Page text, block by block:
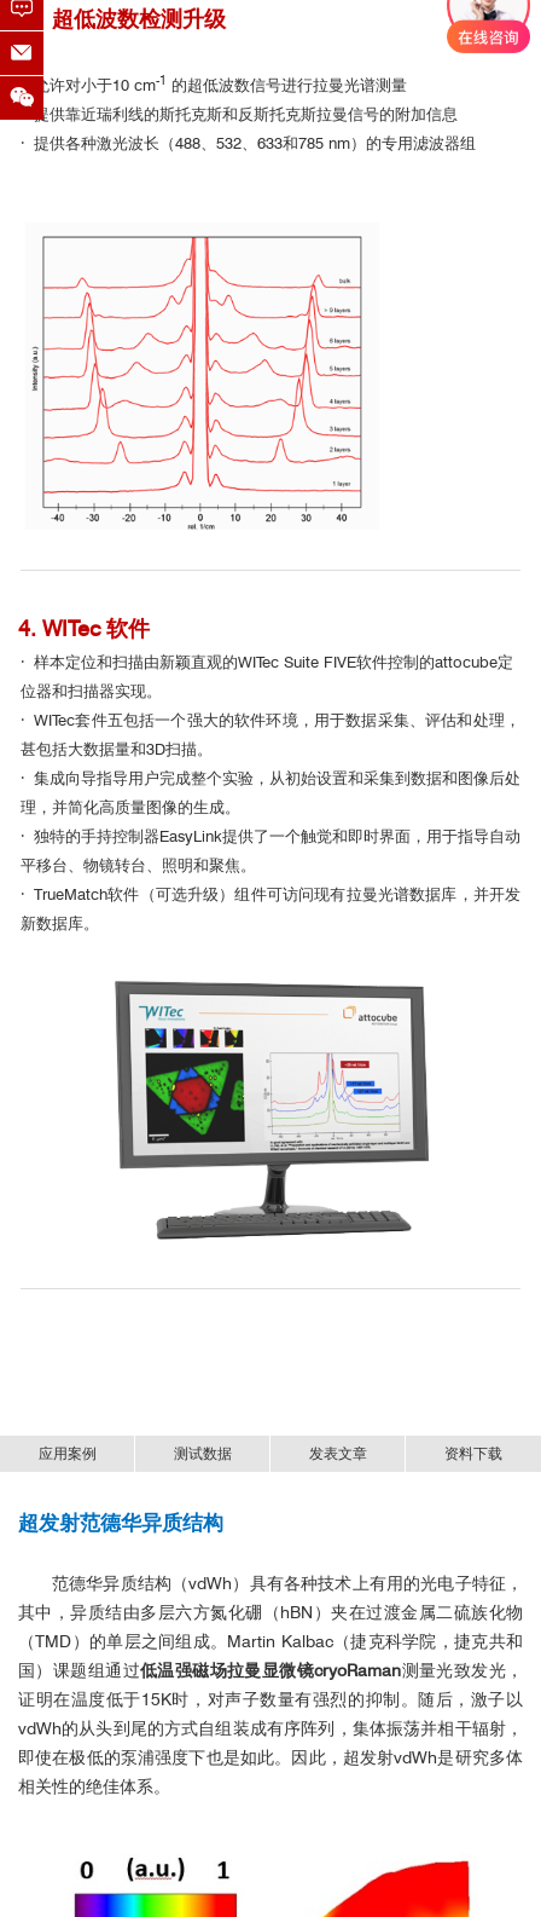
3、超低波数检测升级
· 允许对小于10 cm-1 的超低波数信号进行拉曼光谱测量
· 提供靠近瑞利线的斯托克斯和反斯托克斯拉曼信号的附加信息
· 提供各种激光波长（488、532、633和785 nm）的专用滤波器组
4. WITec 软件
· 样本定位和扫描由新颖直观的WITec Suite FIVE软件控制的attocube定
位器和扫描器实现。
· WITec套件五包括一个强大的软件环境，用于数据采集、评估和处理，
甚包括大数据量和3D扫描。
· 集成向导指导用户完成整个实验，从初始设置和采集到数据和图像后处
理，并简化高质量图像的生成。
· 独特的手持控制器EasyLink提供了一个触觉和即时界面，用于指导自动
平移台、物镜转台、照明和聚焦。
· TrueMatch软件（可选升级）组件可访问现有拉曼光谱数据库，并开发
新数据库。
应用案例 测试数据 发表文章 资料下载
超发射范德华异质结构
范德华异质结构（vdWh）具有各种技术上有用的光电子特征，
其中，异质结由多层六方氮化硼（hBN）夹在过渡金属二硫族化物
（TMD）的单层之间组成。Martin Kalbac（捷克科学院，捷克共和
国）课题组通过低温强磁场拉曼显微镜cryoRaman测量光致发光，
证明在温度低于15K时，对声子数量有强烈的抑制。随后，激子以
vdWh的从头到尾的方式自组装成有序阵列，集体振荡并相干辐射，
即使在极低的泵浦强度下也是如此。因此，超发射vdWh是研究多体
相关性的绝佳体系。
■ WSe2样品低温拉曼成像与低波数测
低温强磁场拉曼显微镜-cryoRaman-中文资料.pdf